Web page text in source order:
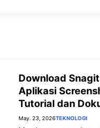
Download
Aplikasi
Tutorial dan
May. 23, 2026TEKNOLOGI